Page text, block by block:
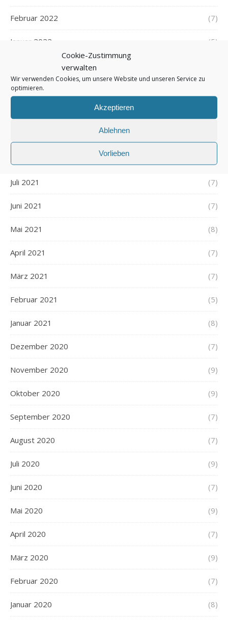
Cookie-Zustimmung
verwalten
Wir verwenden Cookies, um unsere Website und unseren Service zu
optimieren.
Akzeptieren
Ablehnen
Vorlieben
Februar 2022 (7)
Januar 2022 (5)
Dezember 2021
November 2021
Juli 2021 (7)
Juni 2021 (7)
Mai 2021 (8)
April 2021 (7)
März 2021 (7)
Februar 2021 (5)
Januar 2021 (8)
Dezember 2020 (7)
November 2020 (9)
Oktober 2020 (9)
September 2020 (7)
August 2020 (7)
Juli 2020 (9)
Juni 2020 (7)
Mai 2020 (9)
April 2020 (7)
März 2020 (9)
Februar 2020 (7)
Januar 2020 (8)